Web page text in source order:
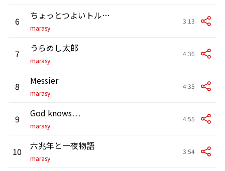
6 ちょっとつよいトルコ行進曲
marasy
3:13
7 うらめし太郎
marasy
4:36
8 Messier
marasy
4:35
9 God knows…
marasy
4:55
10 六兆年と一夜物語
marasy
3:54